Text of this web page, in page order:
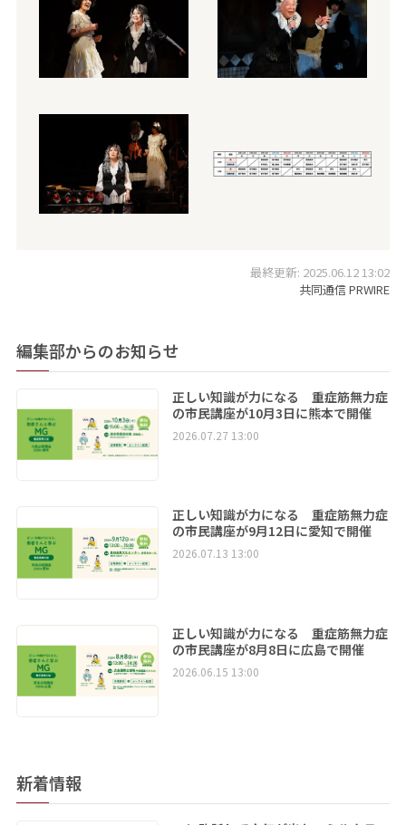
最終更新: 2025.06.12 13:02
共同通信 PRWIRE
編集部からのお知らせ
正しい知識が力になる 重症筋無力症
の市民講座が10月3日に熊本で開催
2026.07.27 13:00
正しい知識が力になる 重症筋無力症
の市民講座が9月12日に愛知で開催
2026.07.13 13:00
正しい知識が力になる 重症筋無力症
の市民講座が8月8日に広島で開催
2026.06.15 13:00
新着情報